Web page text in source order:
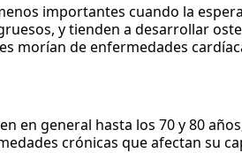
importantes cuando la
y tienden a desarrollar
morían de enfermedades
en general hasta los 70 y 80
crónicas que afectan su